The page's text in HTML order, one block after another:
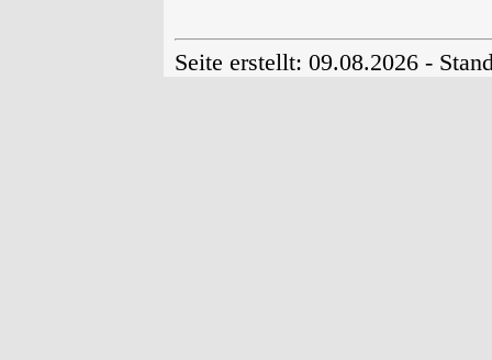
Seite erstellt: 09.08.2026 -